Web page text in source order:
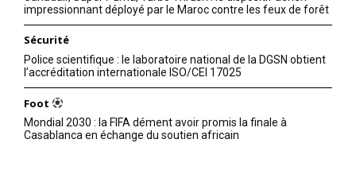
impressionnant déployé par le Maroc contre les feux de forêt
Sécurité
Police scientifique : le laboratoire national de la DGSN obtient
l’accréditation internationale ISO/CEI 17025
Foot
Mondial 2030 : la FIFA dément avoir promis la finale à
Casablanca en échange du soutien africain